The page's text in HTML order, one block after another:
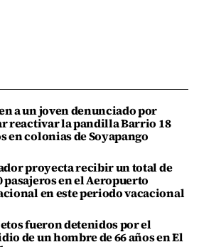
a un joven denunciado por
reactivar la pandilla Barrio 18
en colonias de Soyapango
proyecta recibir un total de
pasajeros en el Aeropuerto
en este periodo vacacional
fueron detenidos por el
de un hombre de 66 años en El